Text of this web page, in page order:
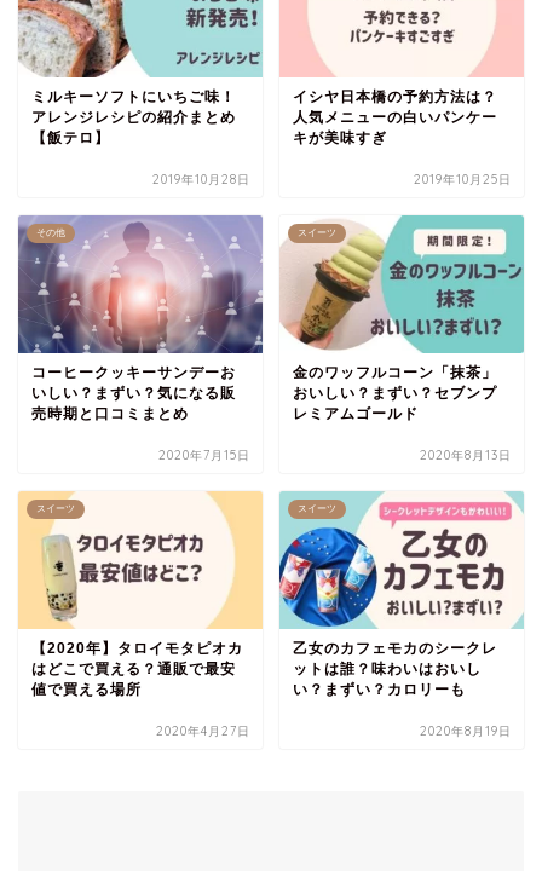
ミルキーソフトにいちご味！
アレンジレシピの紹介まとめ
【飯テロ】
2019年10月28日
イシヤ日本橋の予約方法は？
人気メニューの白いパンケー
キが美味すぎ
2019年10月25日
その他
コーヒークッキーサンデーお
いしい？まずい？気になる販
売時期と口コミまとめ
2020年7月15日
スイーツ
金のワッフルコーン「抹茶」
おいしい？まずい？セブンプ
レミアムゴールド
2020年8月13日
スイーツ
【2020年】タロイモタピオカ
はどこで買える？通販で最安
値で買える場所
2020年4月27日
スイーツ
乙女のカフェモカのシークレ
ットは誰？味わいはおいし
い？まずい？カロリーも
2020年8月19日